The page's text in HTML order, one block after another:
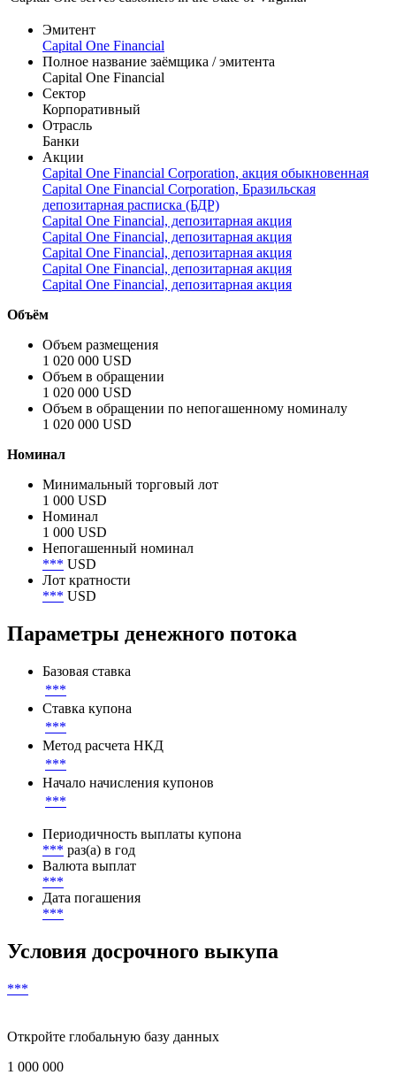
Эмитент
Capital One Financial
Полное название заёмщика / эмитента
Capital One Financial
Сектор
Корпоративный
Отрасль
Банки
Акции
Capital One Financial Corporation, акция обыкновенная
Capital One Financial Corporation, Бразильская
депозитарная расписка (БДР)
Capital One Financial, депозитарная акция
Capital One Financial, депозитарная акция
Capital One Financial, депозитарная акция
Capital One Financial, депозитарная акция
Capital One Financial, депозитарная акция
Объём
Объем размещения
1 020 000 USD
Объем в обращении
1 020 000 USD
Объем в обращении по непогашенному номиналу
1 020 000 USD
Номинал
Минимальный торговый лот
1 000 USD
Номинал
1 000 USD
Непогашенный номинал
*** USD
Лот кратности
*** USD
Параметры денежного потока
Базовая ставка
***
Ставка купона
***
Метод расчета НКД
***
Начало начисления купонов
***
Периодичность выплаты купона
*** раз(а) в год
Валюта выплат
***
Дата погашения
***
Условия досрочного выкупа
***
Откройте глобальную базу данных
1 000 000